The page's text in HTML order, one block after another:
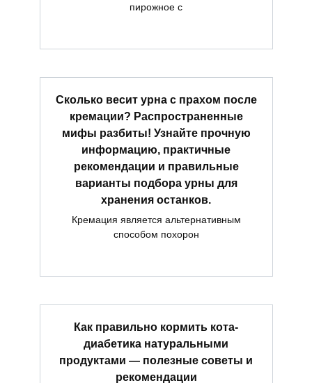
пирожное с
Сколько весит урна с прахом после
кремации? Распространенные
мифы разбиты! Узнайте прочную
информацию, практичные
рекомендации и правильные
варианты подбора урны для
хранения останков.
Кремация является альтернативным
способом похорон
Как правильно кормить кота-
диабетика натуральными
продуктами — полезные советы и
рекомендации